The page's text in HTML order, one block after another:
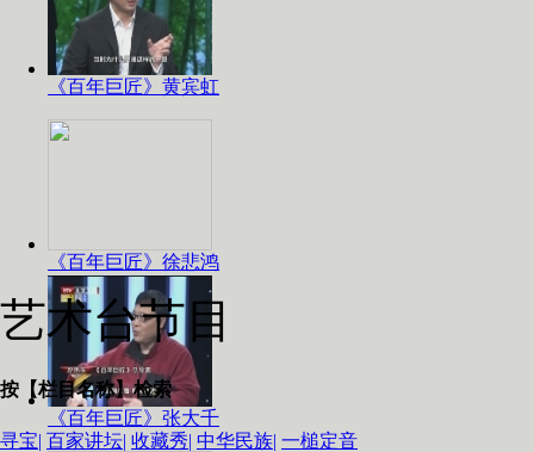
《百年巨匠》黄宾虹
《百年巨匠》徐悲鸿
《百年巨匠》张大千
艺术台节目
按【栏目名称】检索
寻宝| 百家讲坛| 收藏秀| 中华民族| 一槌定音